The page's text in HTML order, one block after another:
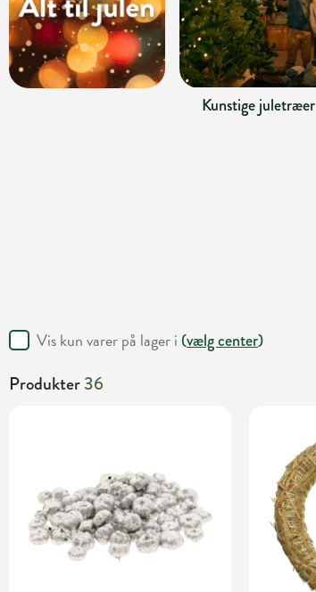
Kunstige juletræer
Vis kun varer på lager i (vælg center)
Produkter36